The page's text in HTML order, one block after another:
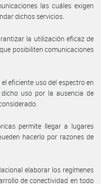
las cuáles exigen
dichos servicios.
la utilización eficaz de
posibiliten comunicaciones
eficiente uso del espectro en
uso por la ausencia de
permite llegar a lugares
hacerlo por razones de
elaborar los regímenes
de conectividad en todo